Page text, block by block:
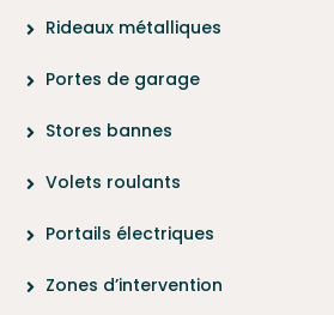
Rideaux métalliques
Portes de garage
Stores bannes
Volets roulants
Portails électriques
Zones d’intervention